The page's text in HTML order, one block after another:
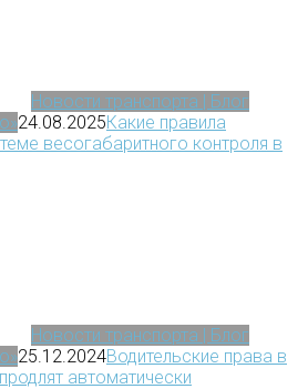
Новости транспорта | Блог
24.08.2025Какие правила
весогабаритного контроля в
Новости транспорта | Блог
25.12.2024Водительские права в
автоматически